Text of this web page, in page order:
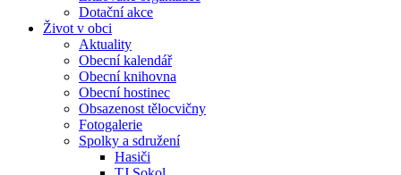
Dotační akce
Život v obci
Aktuality
Obecní kalendář
Obecní knihovna
Obecní hostinec
Obsazenost tělocvičny
Fotogalerie
Spolky a sdružení
Hasiči